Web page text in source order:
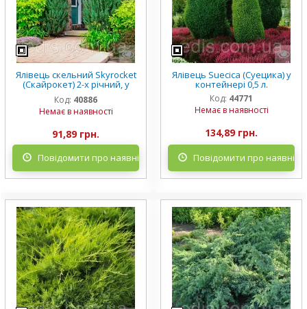
Ялівець скельний Skyrocket
(Скайрокет) 2-х річний, у
контейнері 0.5 л.
Код: 40886
Немає в наявності
91,89 грн.
Повідомити про наявність
Ялівець Suecica (Суецика) у
контейнері 0,5 л.
Код: 44771
Немає в наявності
134,89 грн.
Повідомити про